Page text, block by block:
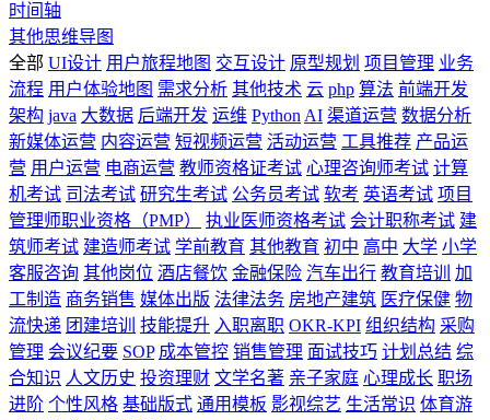
时间轴
其他思维导图
全部 UI设计 用户旅程地图 交互设计 原型规划 项目管理 业务
流程 用户体验地图 需求分析 其他技术 云 php 算法 前端开发
架构 java 大数据 后端开发 运维 Python AI 渠道运营 数据分析
新媒体运营 内容运营 短视频运营 活动运营 工具推荐 产品运
营 用户运营 电商运营 教师资格证考试 心理咨询师考试 计算
机考试 司法考试 研究生考试 公务员考试 软考 英语考试 项目
管理师职业资格（PMP）
执业医师资格考试 会计职称考试 建
筑师考试 建造师考试 学前教育 其他教育 初中 高中 大学 小学
客服咨询 其他岗位 酒店餐饮 金融保险 汽车出行 教育培训
加
工制造 商务销售 媒体出版 法律法务 房地产建筑 医疗保健 物
流快递 团建培训 技能提升 入职离职 OKR-KPI 组织结构 采购
管理 会议纪要 SOP 成本管控 销售管理 面试技巧 计划总结 综
合知识 人文历史 投资理财 文学名著 亲子家庭 心理成长 职场
进阶 个性风格 基础版式 通用模板 影视综艺 生活常识 体育游